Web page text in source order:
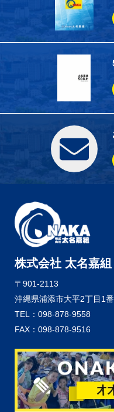
株式会社 太名嘉組
〒901-2113
沖縄県浦添市大平2丁目1
TEL：098-878-9558
FAX：098-878-9516